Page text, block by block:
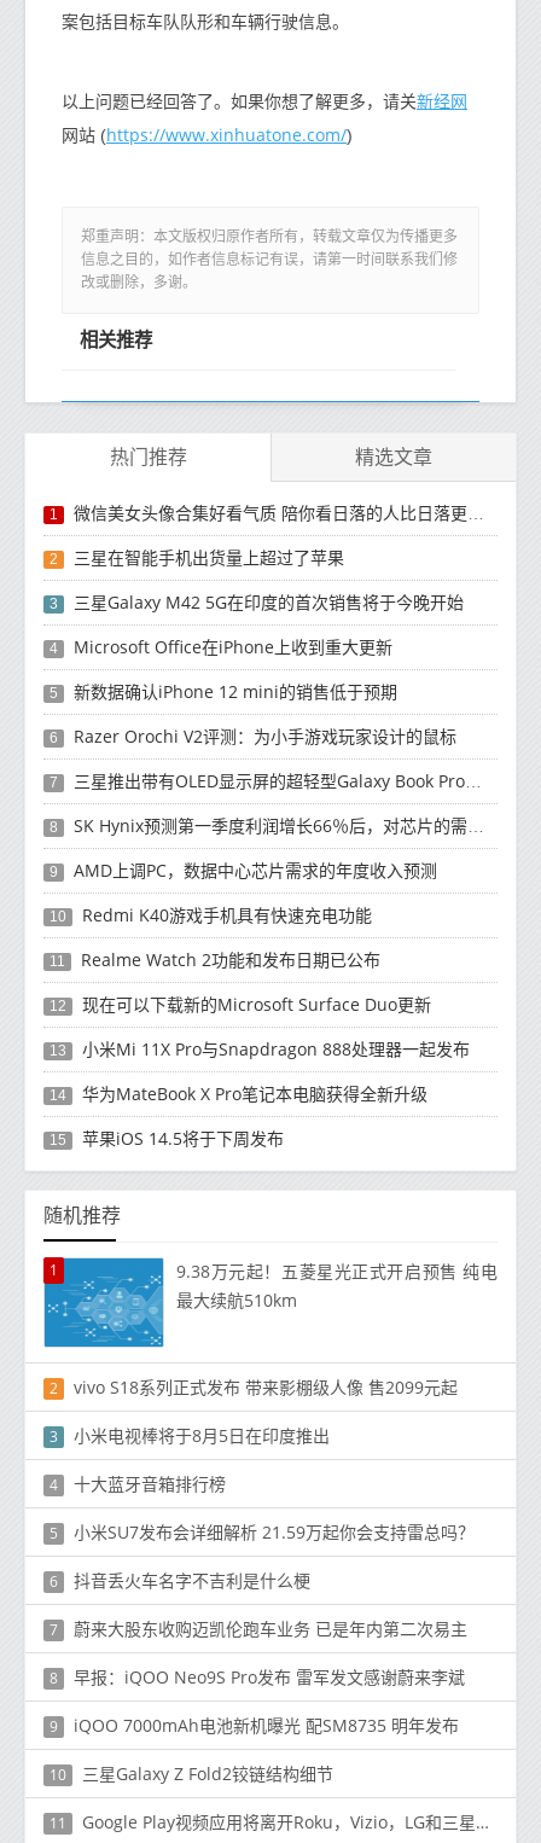
案包括目标车队队形和车辆行驶信息。
以上问题已经回答了。如果你想了解更多，请关新经网
网站 (https://www.xinhuatone.com/)
郑重声明：本文版权归原作者所有，转载文章仅为传播更多
信息之目的，如作者信息标记有误，请第一时间联系我们修
改或删除，多谢。
相关推荐
热门推荐 精选文章
1 微信美女头像合集好看气质 陪你看日落的人比日落更浪漫
2 三星在智能手机出货量上超过了苹果
3 三星Galaxy M42 5G在印度的首次销售将于今晚开始
4 Microsoft Office在iPhone上收到重大更新
5 新数据确认iPhone 12 mini的销售低于预期
6 Razer Orochi V2评测：为小手游戏玩家设计的鼠标
7 三星推出带有OLED显示屏的超轻型Galaxy Book Pro和Galaxy Book Pro 360笔记本电脑
8 SK Hynix预测第一季度利润增长66％后，对芯片的需求将增强
9 AMD上调PC，数据中心芯片需求的年度收入预测
10 Redmi K40游戏手机具有快速充电功能
11 Realme Watch 2功能和发布日期已公布
12 现在可以下载新的Microsoft Surface Duo更新
13 小米Mi 11X Pro与Snapdragon 888处理器一起发布
14 华为MateBook X Pro笔记本电脑获得全新升级
15 苹果iOS 14.5将于下周发布
随机推荐
1
9.38万元起！五菱星光正式开启预售 纯电
最大续航510km
2 vivo S18系列正式发布 带来影棚级人像 售2099元起
3 小米电视棒将于8月5日在印度推出
4 十大蓝牙音箱排行榜
5 小米SU7发布会详细解析 21.59万起你会支持雷总吗？
6 抖音丢火车名字不吉利是什么梗
7 蔚来大股东收购迈凯伦跑车业务 已是年内第二次易主
8 早报：iQOO Neo9S Pro发布 雷军发文感谢蔚来李斌
9 iQOO 7000mAh电池新机曝光 配SM8735 明年发布
10 三星Galaxy Z Fold2铰链结构细节
11 Google Play视频应用将离开Roku，Vizio，LG和三星的电视平台